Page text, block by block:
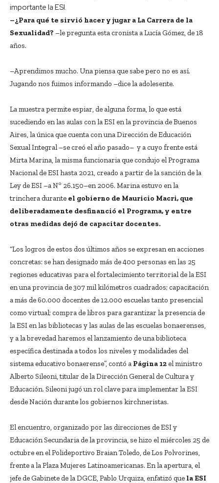
importante la ESI.
–¿Para qué te sirvió hacer y jugar a La Carrera de la
Sexualidad? –le pregunta esta cronista a Lucía Gómez, de 18
años.
–Aprendimos mucho. Una piensa que sabe pero no es así.
Jugando nos fuimos informando –dice la adolesente.
La muestra permite espiar, de alguna forma, lo que está
sucediendo en las aulas con la ESI en la provincia de Buenos
Aires, la única que cuenta con una Dirección de Educación
Sexual Integral –se creó el año pasado– y a cuyo frente está
Mirta Marina, la misma funcionaria que condujo el Programa
Nacional de ESI hasta 2021, creado a partir de la sanción de la
Ley de ESI –a Nº 26.150–en 2006. Marina estuvo en la
trinchera durante el gobierno de Mauricio Macri, que
deliberadamente desfinanció el Programa, y entre
otras medidas dejó de capacitar docentes.
“Los logros de estos dos últimos años se expresan en acciones
concretas: se han designado más de 400 personas en las 25
regiones educativas para el fortalecimiento territorial de la ESI
en una provincia de 307 mil kilómetros cuadrados; capacitación
a más de 60.000 docentes de 12.000 escuelas tanto presencial
como virtual; compra de libros para garantizar la presencia de
la ESI en las bibliotecas y las aulas de las escuelas bonaerenses,
y a la brevedad haremos el lanzamiento de una biblioteca
específica destinada a todos los niveles y modalidades del
sistema educativo bonaerense”, contó a Página 12 el ministro
Alberto Sileoni, titular de la Dirección General de Cultura y
Educación. Sileoni jugó un rol clave para implementar la ESI
desde Nación durante los gobiernos kirchneristas.
El encuentro, organizado por las direcciones de ESI y
Educación Secundaria de la provincia, se hizo el miércoles 25 de
octubre en el Polideportivo Braian Toledo, de Los Polvorines,
frente a la Plaza Mujeres Latinoamericanas. En la apertura, el
jefe de Gabinete de la DGCE, Pablo Urquiza, enfatizó que la ESI